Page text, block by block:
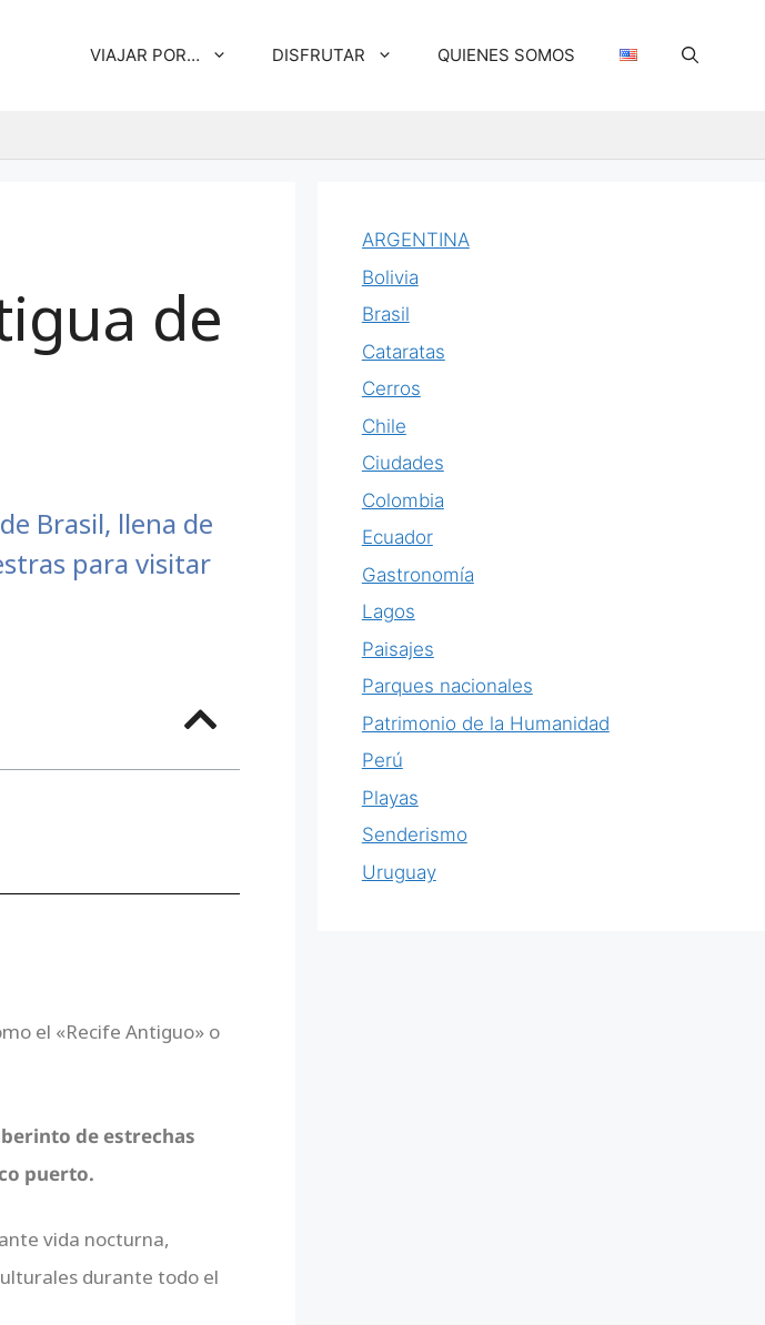
VIAJAR POR… DISFRUTAR QUIENES SOMOS
de
Brasil, llena de
para visitar
el «Recife Antiguo» o
de estrechas
puerto.
vida nocturna,
durante todo el
ARGENTINA
Bolivia
Brasil
Cataratas
Cerros
Chile
Ciudades
Colombia
Ecuador
Gastronomía
Lagos
Paisajes
Parques nacionales
Patrimonio de la Humanidad
Perú
Playas
Senderismo
Uruguay